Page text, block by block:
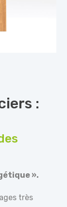
:
».
très